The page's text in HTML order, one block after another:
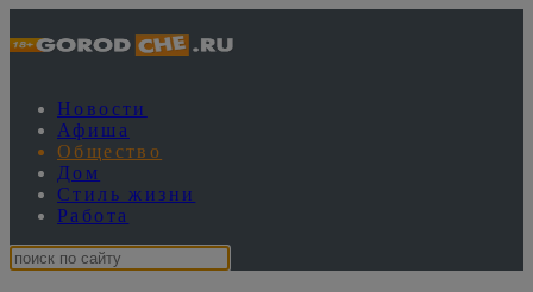
Новости
Афиша
Общество
Дом
Стиль жизни
Работа